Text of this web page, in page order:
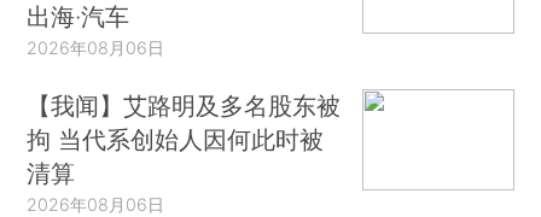
出海·汽车
2026年08月06日
【我闻】艾路明及多名股东被
拘 当代系创始人因何此时被
清算
2026年08月06日